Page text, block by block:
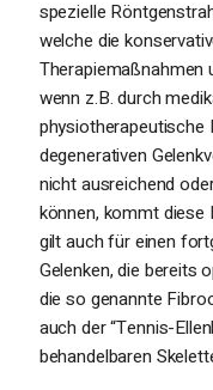
spezielle
welche die
Therapiemaßnahmen
wenn z.B. durch
physiotherapeutische
degenerativen
nicht ausreichend
können, kommt diese
gilt auch für einen
Gelenken, die bereits
die so genannte
auch der “Tennis-
behandelbaren